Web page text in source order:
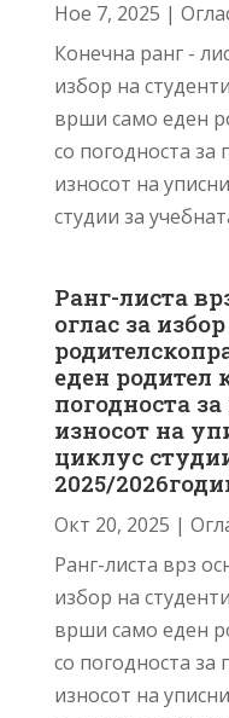
Ное 7, 2025 |
Конечна ранг -
избор на
врши само еден
со погодноста
износот на
студии за
Ранг-листа
оглас за
еден родител
погодноста
износот на
циклус
2025/
Окт 20, 2025 |
Ранг-листа врз
избор на
врши само еден
со погодноста
износот на